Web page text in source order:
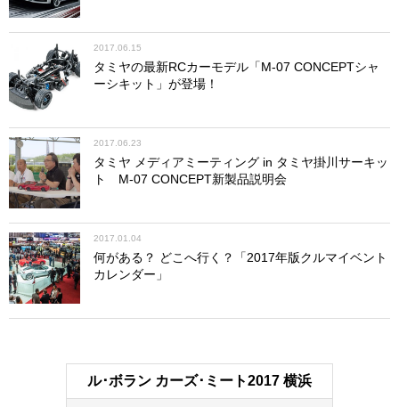
2017.06.15
タミヤの最新RCカーモデル「M-07 CONCEPTシャ
ーシキット」が登場！
2017.06.23
タミヤ メディアミーティング in タミヤ掛川サーキッ
ト M-07 CONCEPT新製品説明会
2017.01.04
何がある？ どこへ行く？「2017年版クルマイベント
カレンダー」
ル･ボラン カーズ･ミート2017 横浜